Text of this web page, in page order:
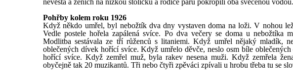
nevěsta a ženich na nízkou stoličku a rodiče páru pokropili oba svěcenou vodou.
Pohřby kolem roku 1926
Když někdo umřel, byl nebožtík dva dny vystaven doma na loži. V nohou
Vedle postele hořela zapálená svíce. Po dva večery se doma u nebožtíka
Modlitba sestávala ze tří růženců s litaniemi. Když umřel nějaký mladík,
oblečených dívek hořící svíce. Když umřelo děvče, neslo osm bíle
hořící svíce. Když zemřel muž, byla rakev nesena muži. Když zemřela
obyčejně tak 20 muzikantů. Tři nebo čtyři zpěváci zpívali u hrobu třeba tu se